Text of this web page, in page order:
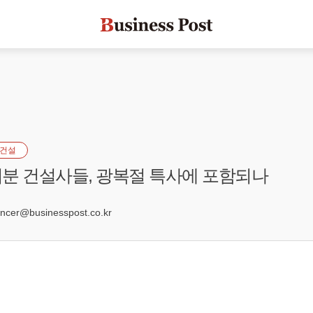
건설
건설사들, 광복절 특사에 포함되나